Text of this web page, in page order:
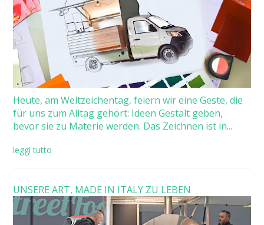
Heute, am Weltzeichentag, feiern wir eine Geste, die
für uns zum Alltag gehört: Ideen Gestalt geben,
bevor sie zu Materie werden. Das Zeichnen ist in...
leggi tutto
UNSERE ART, MADE IN ITALY ZU LEBEN